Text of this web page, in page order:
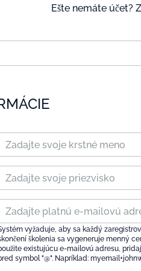
Ešte nemáte účet?
vyžaduje, aby sa každý
školenia sa vygeneruje menný
existujúcu e-mailovú adresu,
symbol "@". Napríklad: